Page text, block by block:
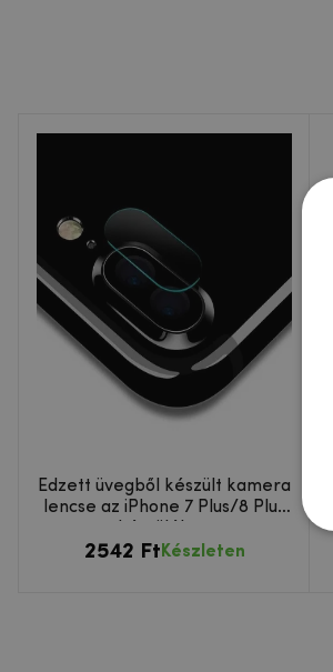
Edzett üvegből készült kamera
lencse az iPhone 7 Plus/8 Plus
2542 Ft Készleten